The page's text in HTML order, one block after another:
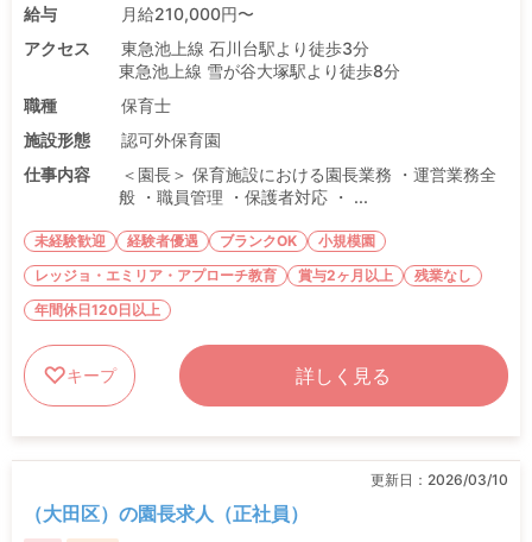
給与
月給210,000円〜
アクセス
東急池上線 石川台駅より徒歩3分
東急池上線 雪が谷大塚駅より徒歩8分
職種
保育士
施設形態
認可外保育園
仕事内容
＜園長＞ 保育施設における園長業務 ・運営業務全
般 ・職員管理 ・保護者対応 ・ ...
未経験歓迎 経験者優遇 ブランクOK
小規模園
レッジョ・エミリア・アプローチ教育
賞与2ヶ月以上
残業なし
年間休日120日以上
キープ 詳しく見る
更新日： 2026/03/10
（大田区）の園長求人（正社員）